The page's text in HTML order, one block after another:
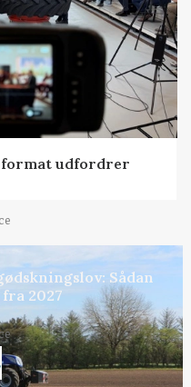
format udfordrer
Sådan
2027